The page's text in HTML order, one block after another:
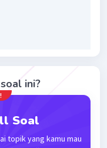
berbahasa
eksklusif.
ini?
Soal
topik yang kamu mau